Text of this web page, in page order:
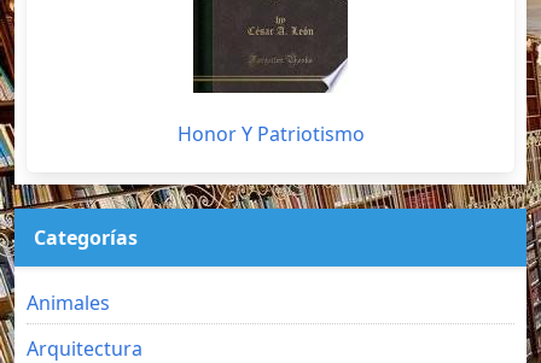
Honor Y Patriotismo
Categorías
Animales
Arquitectura